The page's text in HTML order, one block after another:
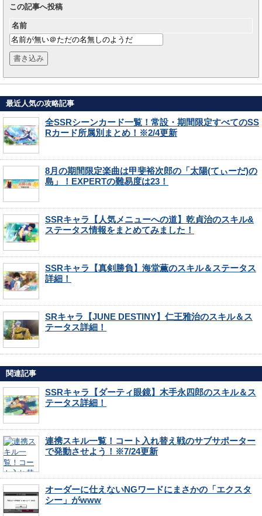
この記事へ投稿
名前
最近人気の攻略記事
全SSRシーンカード一覧！常設・期間限定すべてのSS
Rカード所属別まとめ！※2/4更新
8月の期間限定楽曲は甲斐裕次郎の「太陽(てぃーだ)の
島」！EXPERTの難易度は23！
SSRキャラ【人気メニューへの道】乾貞治のスキル&
ステータス情報をまとめてみました！
SSRキャラ【真剣勝負】海堂薫のスキル＆ステータス
詳細！
SRキャラ【JUNE DESTINY】仁王雅治のスキル＆ス
テータス詳細！
関連記事
SSRキャラ【ダーティ眼鏡】木手永四郎のスキル＆ス
テータス詳細！
連携スキル一覧！コート入れ替え戦のサブサポーター
で発動させよう！※7/24更新
オーダーに仕えないNGワードにまさかの「エクスタ
シー」がwww